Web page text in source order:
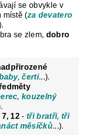
se obvykle v
místě (za devatero
se zlem, dobro
čerti...).
kouzelný
7, 12 -tři bratři, tři
měsíčků...).